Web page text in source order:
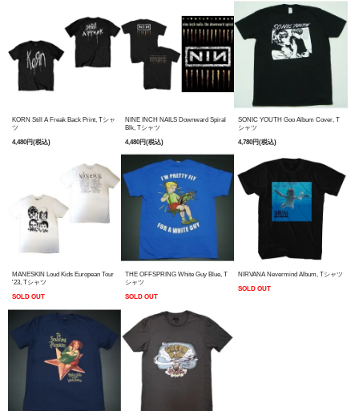
KORN Still A Freak Back Print, Tシャ
ツ
4,480円(税込)
NINE INCH NAILS Downward Spiral
Blk, Tシャツ
4,480円(税込)
SONIC YOUTH Goo Album Cover, T
シャツ
4,780円(税込)
MANESKIN Loud Kids European Tour
'23, Tシャツ
SOLD OUT
THE OFFSPRING White Guy Blue, T
シャツ
SOLD OUT
NIRVANA Nevermind Album, Tシャツ
SOLD OUT